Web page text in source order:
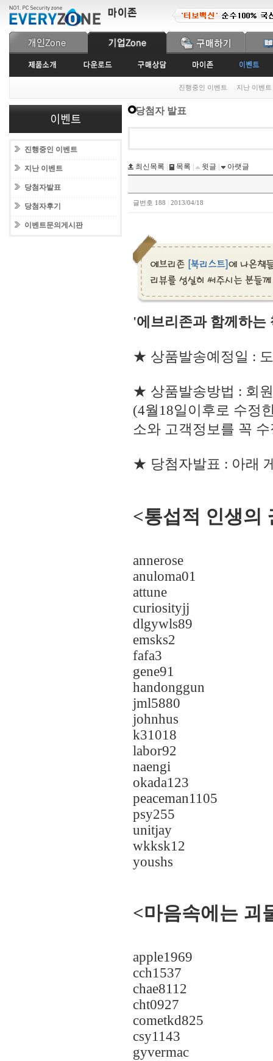
진행중인 이벤트 지난 이벤트
진행중인 이벤트
지난 이벤트
당첨자발표
당첨자후기
이벤트문의게시판
당첨자 발표
최신목록 목록 윗글 아랫글
글번호 188 2013/04/18
'에브리존과 함께하는
★ 상품발송예정일 :
★ 상품발송방법 : 회
(4월18일이후로 수정
소와 고객정보를 꼭
★ 당첨자발표 : 아래
<통섭적 인생의
annerose
anuloma01
attune
curiosityjj
dlgywls89
emsks2
fafa3
gene91
handonggun
jml5880
johnhus
k31018
labor92
naengi
okada123
peaceman1105
psy255
unitjay
wkksk12
youshs
<마음속에는 괴
apple1969
cch1537
chae8112
cht0927
cometkd825
csy1143
gyvermac